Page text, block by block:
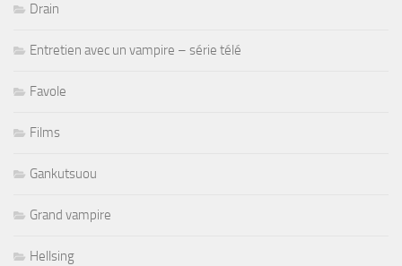
Drain
Entretien avec un vampire – série télé
Favole
Films
Gankutsuou
Grand vampire
Hellsing